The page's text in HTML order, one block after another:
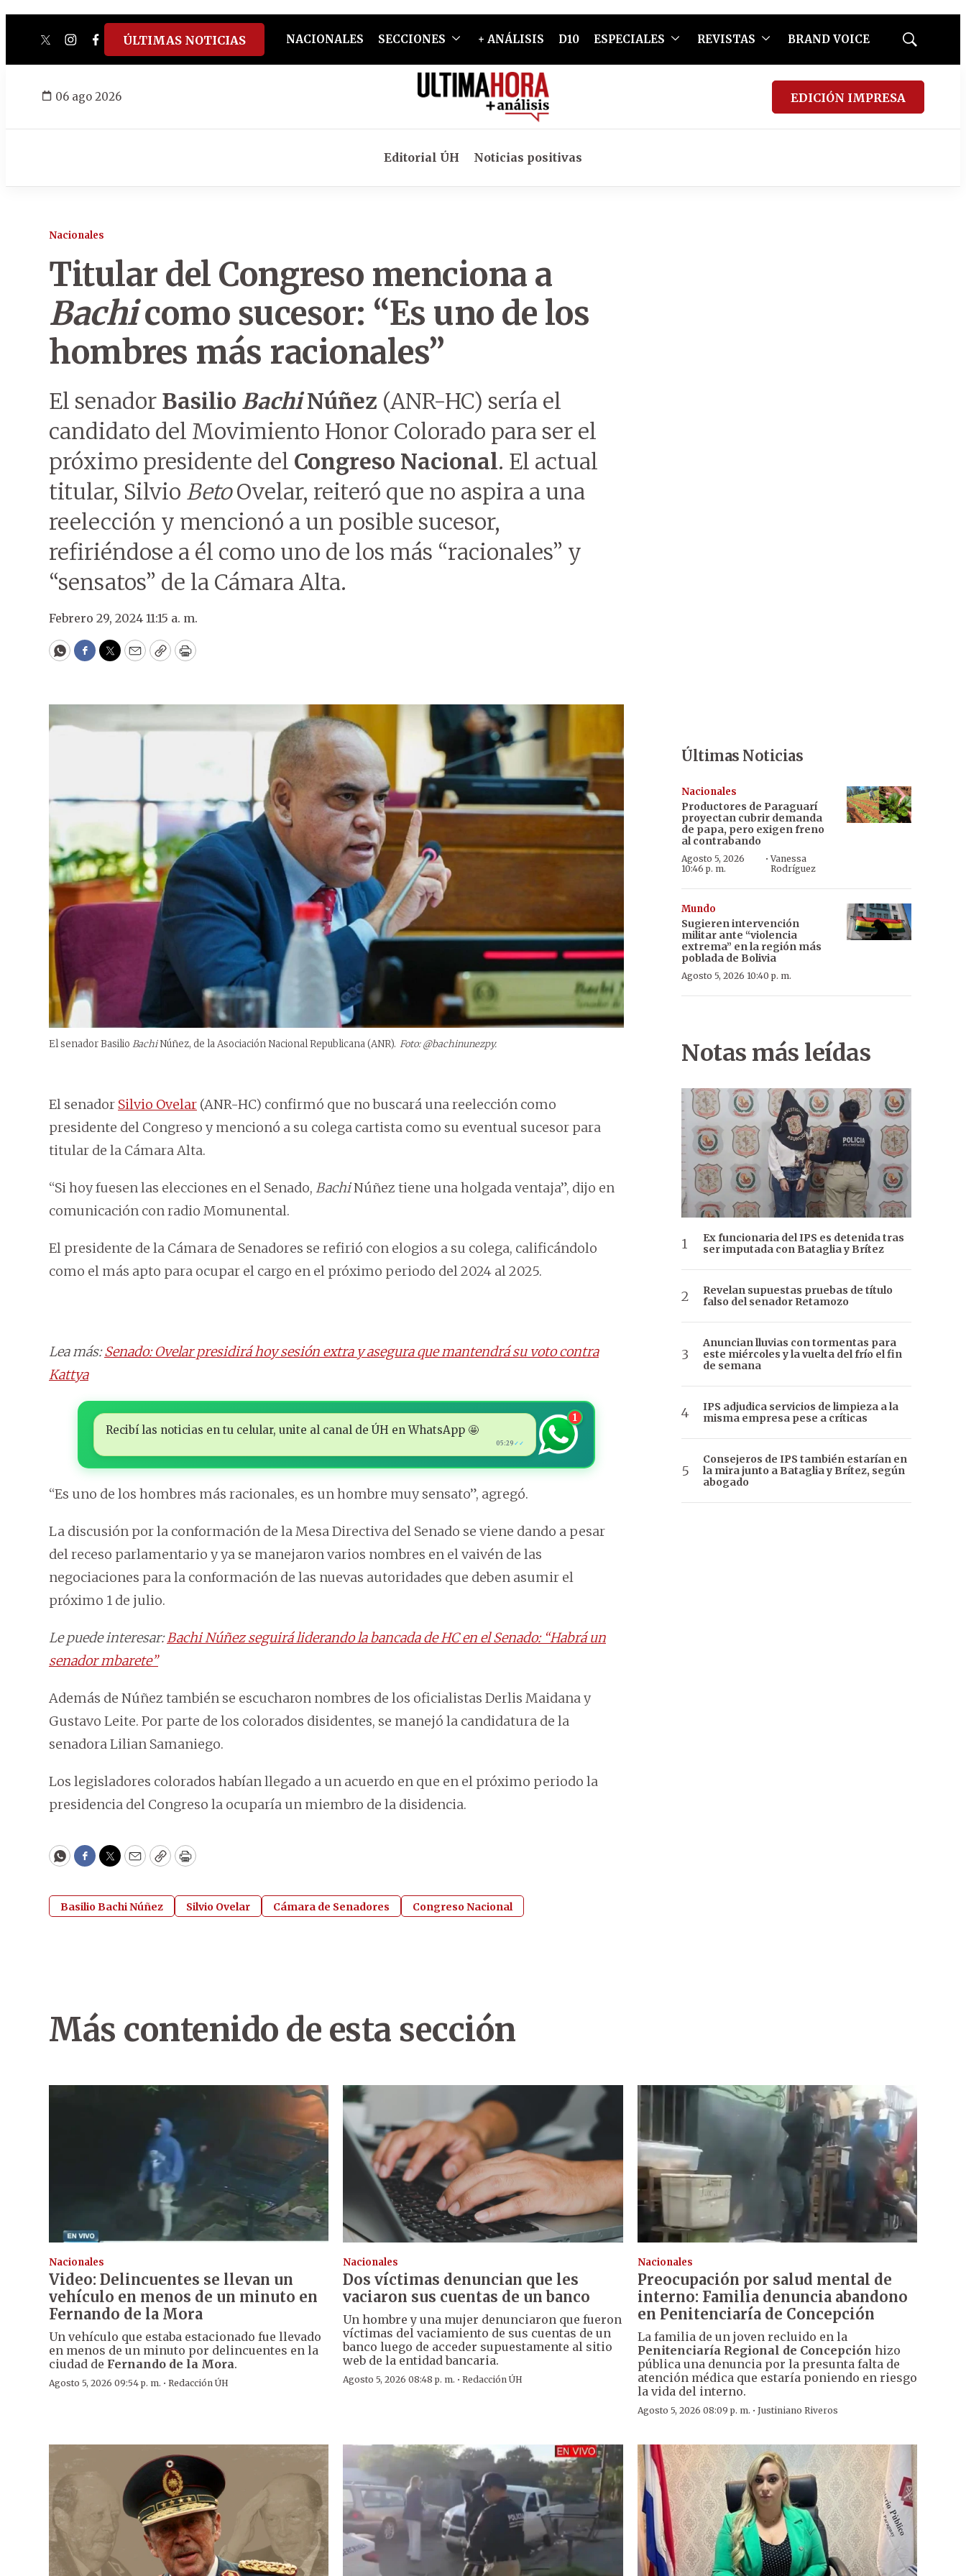
twitterinstagram
facebook
tiktokyoutube
spotify
ÚLTIMAS NOTICIAS NACIONALES SECCIONES + ANÁLISIS D10 ESPECIALES REVISTAS BRAND VOICE
Mostrar
06 ago 2026 EDICIÓN IMPRESA
Editorial ÚH Noticias positivas
Nacionales
Titular del Congreso menciona a
Bachicomo sucesor: “Es uno de los
hombres más racionales”
El senador Basilio BachiNúñez (ANR-HC) sería el
candidato del Movimiento Honor Colorado para ser el
próximo presidente del Congreso Nacional. El actual
titular, Silvio BetoOvelar, reiteró que no aspira a una
reelección y mencionó a un posible sucesor,
refiriéndose a él como uno de los más “racionales” y
“sensatos” de la Cámara Alta.
Febrero 29, 2024 11:15 a. m.
WhatsApp
Facebook
Twitter
EmailCopyPrint
El senador Basilio BachiNúñez, de la Asociación Nacional Republicana (ANR). Foto: @bachinunezpy.
El senador Silvio Ovelar (ANR-HC) confirmó que no buscará una reelección como
presidente del Congreso y mencionó a su colega cartista como su eventual sucesor para
titular de la Cámara Alta.
“Si hoy fuesen las elecciones en el Senado, BachiNúñez tiene una holgada ventaja”, dijo en
comunicación con radio Momunental.
El presidente de la Cámara de Senadores se refirió con elogios a su colega, calificándolo
como el más apto para ocupar el cargo en el próximo periodo del 2024 al 2025.
Lea más:Senado: Ovelar presidirá hoy sesión extra y asegura que mantendrá su voto contra
Kattya
Recibí las noticias en tu celular, unite al canal de ÚH en WhatsApp 🤩
05:29 ✓✓
1
“Es uno de los hombres más racionales, es un hombre muy sensato”, agregó.
La discusión por la conformación de la Mesa Directiva del Senado se viene dando a pesar
del receso parlamentario y ya se manejaron varios nombres en el vaivén de las
negociaciones para la conformación de las nuevas autoridades que deben asumir el
próximo 1 de julio.
Le puede interesar:Bachi Núñez seguirá liderando la bancada de HC en el Senado: “Habrá un
senador mbarete”
Además de Núñez también se escucharon nombres de los oficialistas Derlis Maidana y
Gustavo Leite. Por parte de los colorados disidentes, se manejó la candidatura de la
senadora Lilian Samaniego.
Los legisladores colorados habían llegado a un acuerdo en que en el próximo periodo la
presidencia del Congreso la ocuparía un miembro de la disidencia.
WhatsApp
Facebook
Twitter
EmailCopyPrint
Basilio Bachi Núñez Silvio Ovelar Cámara de Senadores Congreso Nacional
Últimas Noticias
Nacionales
Productores de Paraguarí
proyectan cubrir demanda
de papa, pero exigen freno
al contrabando
Agosto 5, 2026
10:46 p. m.
·Vanessa
Rodríguez
Mundo
Sugieren intervención
militar ante “violencia
extrema” en la región más
poblada de Bolivia
Agosto 5, 2026 10:40 p. m.
Notas más leídas
Ex funcionaria del IPS es detenida tras
ser imputada con Bataglia y Brítez
Revelan supuestas pruebas de título
falso del senador Retamozo
Anuncian lluvias con tormentas para
este miércoles y la vuelta del frío el fin
de semana
IPS adjudica servicios de limpieza a la
misma empresa pese a críticas
Consejeros de IPS también estarían en
la mira junto a Bataglia y Brítez, según
abogado
Más contenido de esta sección
Nacionales
Video: Delincuentes se llevan un
vehículo en menos de un minuto en
Fernando de la Mora
Un vehículo que estaba estacionado fue llevado
en menos de un minuto por delincuentes en la
ciudad de Fernando de la Mora.
Agosto 5, 2026 09:54 p. m. · Redacción ÚH
Nacionales
Dos víctimas denuncian que les
vaciaron sus cuentas de un banco
Un hombre y una mujer denunciaron que fueron
víctimas del vaciamiento de sus cuentas de un
banco luego de acceder supuestamente al sitio
web de la entidad bancaria.
Agosto 5, 2026 08:48 p. m. ·Redacción ÚH
Nacionales
Preocupación por salud mental de
interno: Familia denuncia abandono
en Penitenciaría de Concepción
La familia de un joven recluido en la
Penitenciaría Regional de Concepción hizo
pública una denuncia por la presunta falta de
atención médica que estaría poniendo en riesgo
la vida del interno.
Agosto 5, 2026 08:09 p. m. · Justiniano Riveros